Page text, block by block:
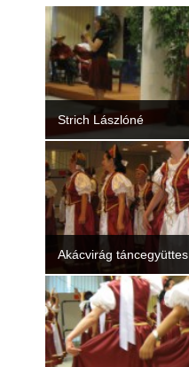
Rólunk
Kapcsolat
Strich Lászlóné
Akácvirág táncegyüttes